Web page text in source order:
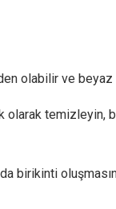
olabilir ve
olarak temizleyin,
birikinti